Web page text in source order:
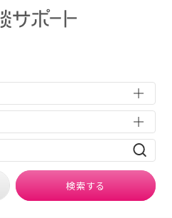
い専門家の検索結果
検索する